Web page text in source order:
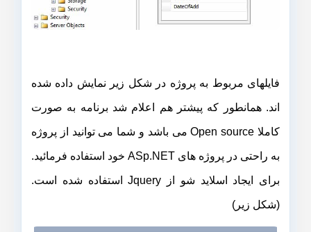
فایلهای مربوط به پروژه در شکل زیر نمایش داده شده
اند. همانطور که پیشتر هم اعلام شد برنامه به صورت
کاملا Open source می باشد و شما می توانید از پروژه
به راحتی در پروژه های ASp.NET خود استفاده فرمائید.
برای ایجاد اسلاید شو از Jquery استفاده شده است.
(شکل زیر)